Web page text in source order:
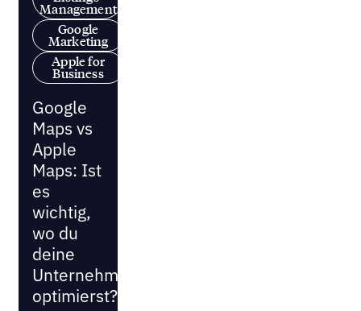
Management
Google
Marketing
Apple for
Business
Google
Maps vs
Apple
Maps: Ist
es
wichtig,
wo du
deine
Unternehmenseinträge
optimierst?